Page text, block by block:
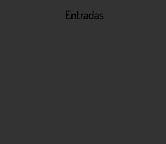
Entradas